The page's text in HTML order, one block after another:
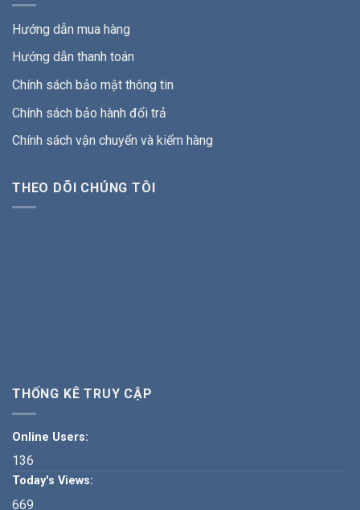
Hướng dẫn mua hàng
Hướng dẫn thanh toán
Chính sách bảo mật thông tin
Chính sách bảo hành đổi trả
Chính sách vận chuyển và kiểm hàng
THEO DÕI CHÚNG TÔI
THỐNG KÊ TRUY CẬP
Online Users:
136
Today's Views:
669